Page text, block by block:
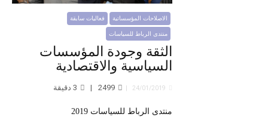
الاصلاحات المؤسساتية فعاليات سابقة
منتدى الرباط للسياسات
الثقة وجودة المؤسسات
السياسية والاقتصادية
24/01/2019
2499
3دقيقة
منتدى الرباط للسياسات 2019